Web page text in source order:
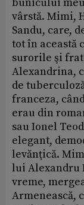
vârstă. Mimi,
Sandu, care,
tot în această
surorile şi
Alexandrina,
de
franceza,
erau din
sau Ionel
elegant,
levănţică.
lui Alexandru
vreme,
Armenească,